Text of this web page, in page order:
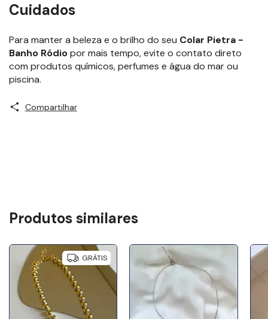
Cuidados
Para manter a beleza e o brilho do seu Colar Pietra -
Banho Ródiopor mais tempo, evite o contato direto
com produtos químicos, perfumes e água do mar ou
piscina.
Compartilhar
Produtos similares
GRÁTIS